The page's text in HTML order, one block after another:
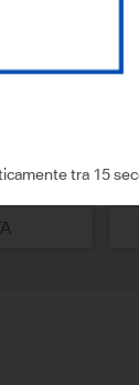
tra 13